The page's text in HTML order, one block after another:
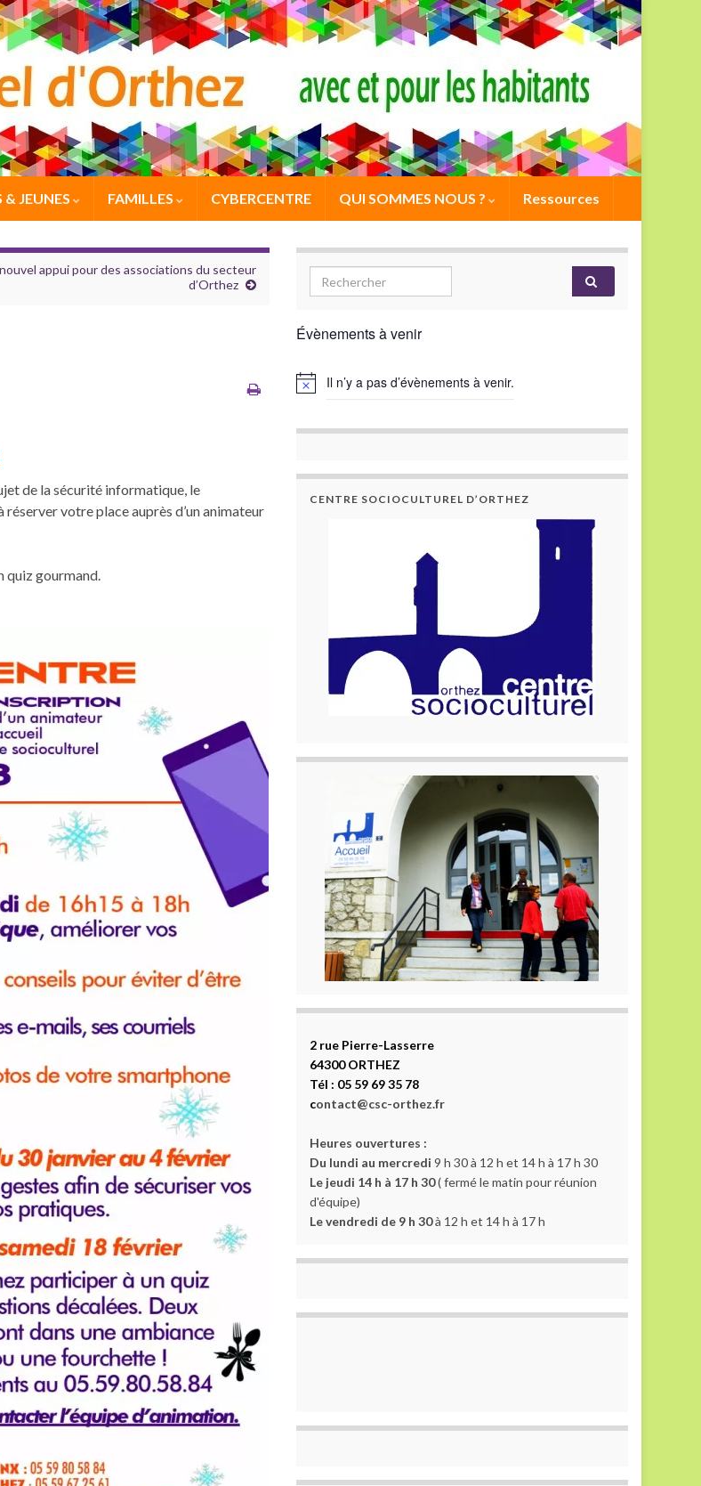
& JEUNES FAMILLES CYBERCENTRE QUI SOMMES NOUS ? Ressources
appui pour des associations du secteur
d’Orthez
de la sécurité informatique, le
votre place auprès d’un animateur
quiz gourmand.
Évènements à venir
Il n’y a pas d’évènements à venir.
CENTRE SOCIOCULTUREL D’ORTHEZ
2 rue Pierre-Lasserre
64300 ORTHEZ
Tél : 05 59 69 35 78
contact@csc-orthez.fr
Heures ouvertures :
Du lundi au mercredi 9 h 30 à 12 h et 14 h à 17 h 30
Le jeudi 14 h à 17 h 30( fermé le matin pour réunion
d'équipe)
Le vendredi de 9 h 30à 12 h et 14 h à 17 h